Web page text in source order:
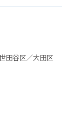
田谷区／大田区